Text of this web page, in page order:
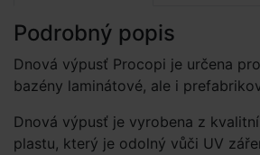
Podrobný popis
Dnová výpusť Procopi je určena
bazény laminátové, ale i
Dnová výpusť je vyrobena z
plastu, který je odolný vůči UV